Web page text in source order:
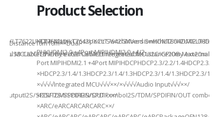
MCUI2C/GPIOBy external MCUIntegrated MCUI2C/GPIOBy external
SPDIFI2S/SPDIFI2S/SPDIF××/
CableEthernet/USB CableEthernet CableDistance20m Max20m
Product Selection
HDMI MatrixCrosspoint SwitchMixed
PHYHDMI2.0 +4Port MIPIHDMI2.0 +4/2-
Port MIPIHDMI2.1 +4Port MIPIHDCPHDCP2.3/2.2/1.4HDCP2.3/
×HDCP2.3/1.4/1.3HDCP2.3/1.4/1.3HDCP2.3/1.4/1.3HDCP2.3/1.4/
×√√√√Integrated MCU√√√××/×√√√√Audio Input√√√××/
×I2S/TDM/SPDIFIN/OUT comboI2S/TDM/SPDIFIN/OUT
×ARC/eARCARCARCARC××/